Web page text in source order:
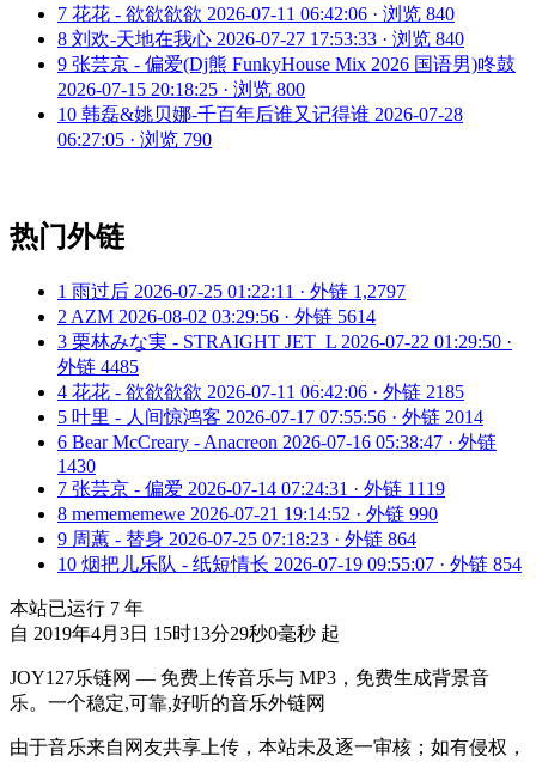
7 花花 - 欲欲欲欲 2026-07-11 06:42:06 · 浏览 840
8 刘欢-天地在我心 2026-07-27 17:53:33 · 浏览 840
9 张芸京 - 偏爱(Dj熊 FunkyHouse Mix 2026 国语男)咚鼓
2026-07-15 20:18:25 · 浏览 800
10 韩磊&姚贝娜-千百年后谁又记得谁 2026-07-28
06:27:05 · 浏览 790
热门外链
1 雨过后 2026-07-25 01:22:11 · 外链 1,2797
2 AZM 2026-08-02 03:29:56 · 外链 5614
3 栗林みな実 - STRAIGHT JET_L 2026-07-22 01:29:50 ·
外链 4485
4 花花 - 欲欲欲欲 2026-07-11 06:42:06 · 外链 2185
5 叶里 - 人间惊鸿客 2026-07-17 07:55:56 · 外链 2014
6 Bear McCreary - Anacreon 2026-07-16 05:38:47 · 外链
1430
7 张芸京 - 偏爱 2026-07-14 07:24:31 · 外链 1119
8 memememewe 2026-07-21 19:14:52 · 外链 990
9 周蕙 - 替身 2026-07-25 07:18:23 · 外链 864
10 烟把儿乐队 - 纸短情长 2026-07-19 09:55:07 · 外链 854
本站已运行 7 年
自 2019年4月3日 15时13分29秒0毫秒 起
JOY127乐链网 — 免费上传音乐与 MP3，免费生成背景音
乐。一个稳定,可靠,好听的音乐外链网
由于音乐来自网友共享上传，本站未及逐一审核；如有侵权，